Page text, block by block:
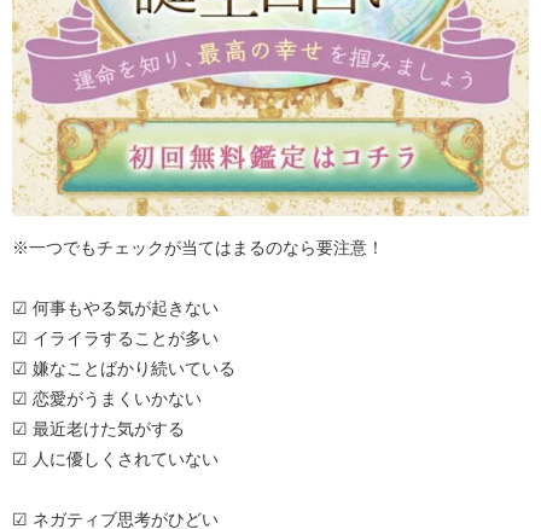
※一つでもチェックが当てはまるのなら要注意！
☑ 何事もやる気が起きない
☑ イライラすることが多い
☑ 嫌なことばかり続いている
☑ 恋愛がうまくいかない
☑ 最近老けた気がする
☑ 人に優しくされていない
☑ ネガティブ思考がひどい